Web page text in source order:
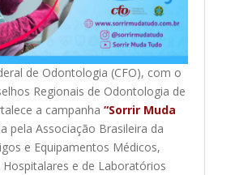
de Odontologia (CFO), com o
Regionais de Odontologia de
a campanha“Sorrir Muda
pela Associação Brasileira da
e Equipamentos Médicos,
e de Laboratórios